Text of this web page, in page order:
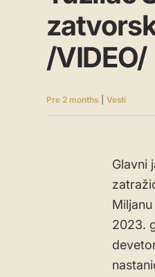
/VIDEO/
Pre 2 months Vesti
Glavni
2023.